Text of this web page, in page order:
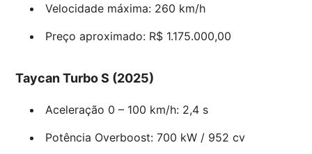
Velocidade máxima: 260 km/h
Preço aproximado: R$ 1.175.000,00
Taycan Turbo S (2025)
Aceleração 0 – 100 km/h: 2,4 s
Potência Overboost: 700 kW / 952 cv